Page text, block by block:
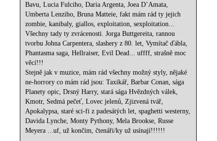
Bavu, Lucia Fulciho, Daria Argenta, Joea D’Amata,
Umberta Lenziho, Bruna Matteie, fakt mám rád ty jejich
zombie, kanibaly, giallos, exploitation, sexploitation...
Všechny tady ty zvrácenosti. Jorga Buttgereita, rannou
tvorbu Johna Carpentera, slashery z 80. let, Vymítač ďábla,
Phantasma saga, Hellraiser, Evil Dead... uffff, strašně moc
věcí!!!
Stejně jak v muzice, mám rád všechny možný styly, nějaké
ne-horrory co mám rád jsou: Taxikář, Barbar Conan, sága
Planety opic, Drsný Harry, stará sága Hvězdných válek,
Kmotr, Sedmá pečeť, Lovec jelenů, Zjizvená tvář,
Apokalypsa, staré sci-fi z padesátých let, spaghetti westerny,
Davida Lynche, Monty Pythony, Mela Brookse, Russe
Meyera ...uf, už končím, čtenáři/ky už usínají!!!!!!